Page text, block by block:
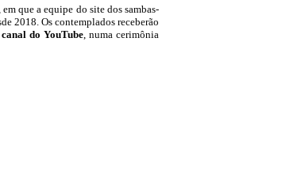
que a equipe do site dos sambas-
2018. Os contemplados receberão
canal do YouTube, numa cerimônia